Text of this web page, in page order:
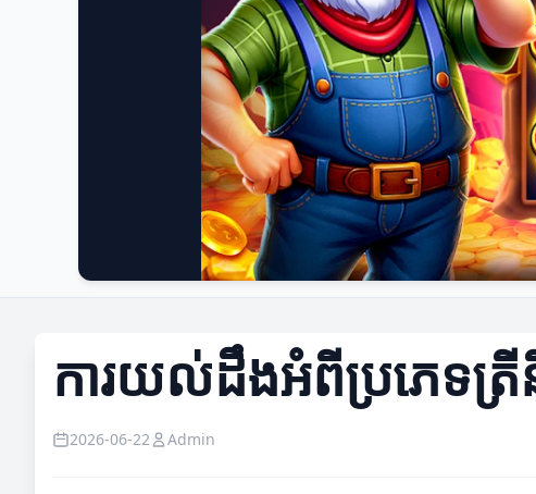
ការយល់ដឹងអំពីប្រភេទត្រី
2026-06-22 Admin